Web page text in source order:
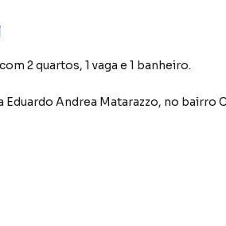
2 quartos, 1 vaga e 1 banheiro.
Eduardo Andrea Matarazzo, no bairro